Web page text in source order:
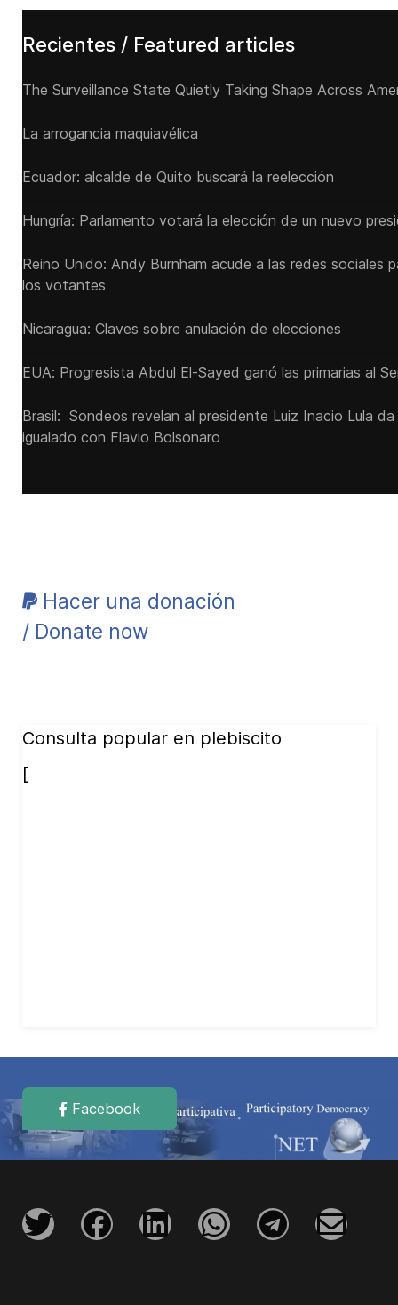
Recientes / Featured articles
The Surveillance State Quietly Taking Shape Across
La arrogancia maquiavélica
Ecuador: alcalde de Quito buscará la reelección
Hungría: Parlamento votará la elección de un nuevo
Reino Unido: Andy ‌Burnham acude a las redes sociales
los votantes
Nicaragua: Claves sobre anulación de elecciones
EUA: Progresista Abdul El-Sayed ganó las primarias al
Brasil: Sondeos revelan al presidente Luiz Inacio Lula
igualado con Flavio Bolsonaro
Hacer una donación
/ Donate now
Consulta popular en plebiscito
[
Facebook